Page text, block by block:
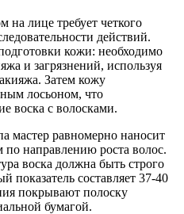
на лице требует четкого
действий.
кожи: необходимо
и загрязнений, используя
Затем кожу
лосьоном, что
воска с волосками.
мастер равномерно наносит
по направлению роста волос.
воска должна быть строго
показатель составляет 37-40
покрывают полоску
бумагой.